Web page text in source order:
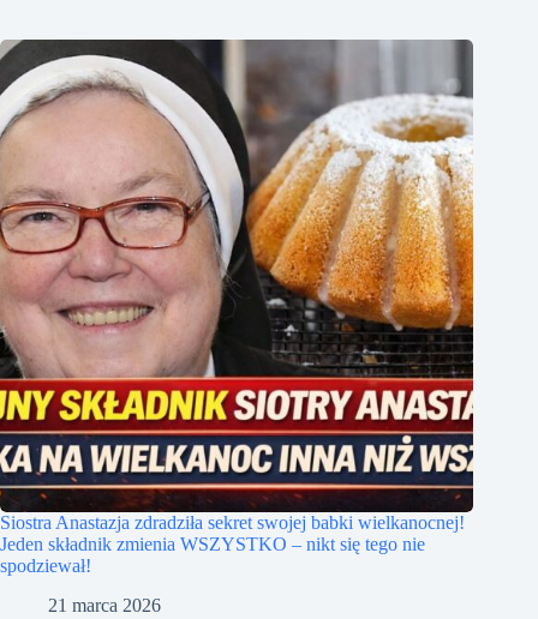
Siostra Anastazja zdradziła sekret swojej babki wielkanocnej!
Jeden składnik zmienia WSZYSTKO – nikt się tego nie
spodziewał!
21 marca 2026